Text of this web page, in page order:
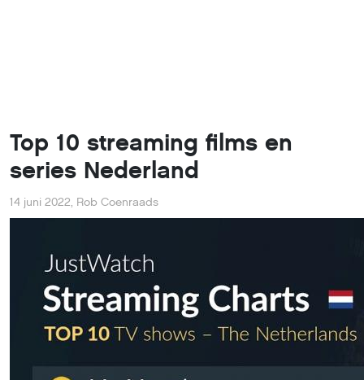
Top 10 streaming films en
series Nederland
14 juni 2022, Rob Coenraads